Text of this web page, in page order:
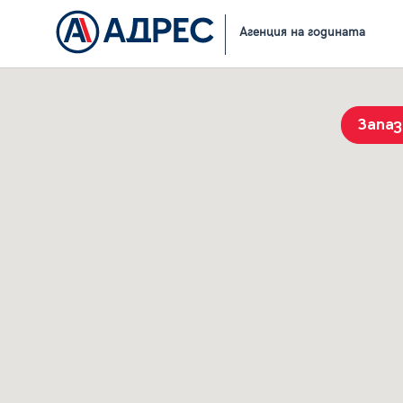
Агенция на годината
Начало Резултати от търсене